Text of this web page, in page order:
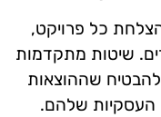
כל פרויקט,
שיטות מתקדמות
להבטיח שההוצאות
העסקיות שלהם.